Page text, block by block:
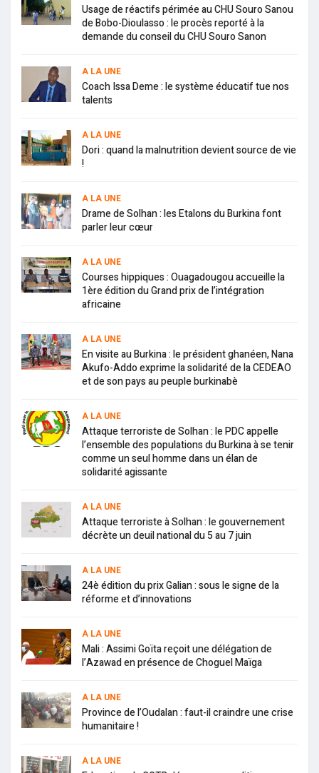
Usage de réactifs périmée au CHU Souro Sanou
de Bobo-Dioulasso : le procès reporté à la
demande du conseil du CHU Souro Sanon
A LA UNE
Coach Issa Deme : le système éducatif tue nos
talents
A LA UNE
Dori : quand la malnutrition devient source de vie
!
A LA UNE
Drame de Solhan : les Etalons du Burkina font
parler leur cœur
A LA UNE
Courses hippiques : Ouagadougou accueille la
1ère édition du Grand prix de l’intégration
africaine
A LA UNE
En visite au Burkina : le président ghanéen, Nana
Akufo-Addo exprime la solidarité de la CEDEAO
et de son pays au peuple burkinabè
A LA UNE
Attaque terroriste de Solhan : le PDC appelle
l’ensemble des populations du Burkina à se tenir
comme un seul homme dans un élan de
solidarité agissante
A LA UNE
Attaque terroriste à Solhan : le gouvernement
décrète un deuil national du 5 au 7 juin
A LA UNE
24è édition du prix Galian : sous le signe de la
réforme et d’innovations
A LA UNE
Mali : Assimi Goïta reçoit une délégation de
l’Azawad en présence de Choguel Maïga
A LA UNE
Province de l’Oudalan : faut-il craindre une crise
humanitaire !
A LA UNE